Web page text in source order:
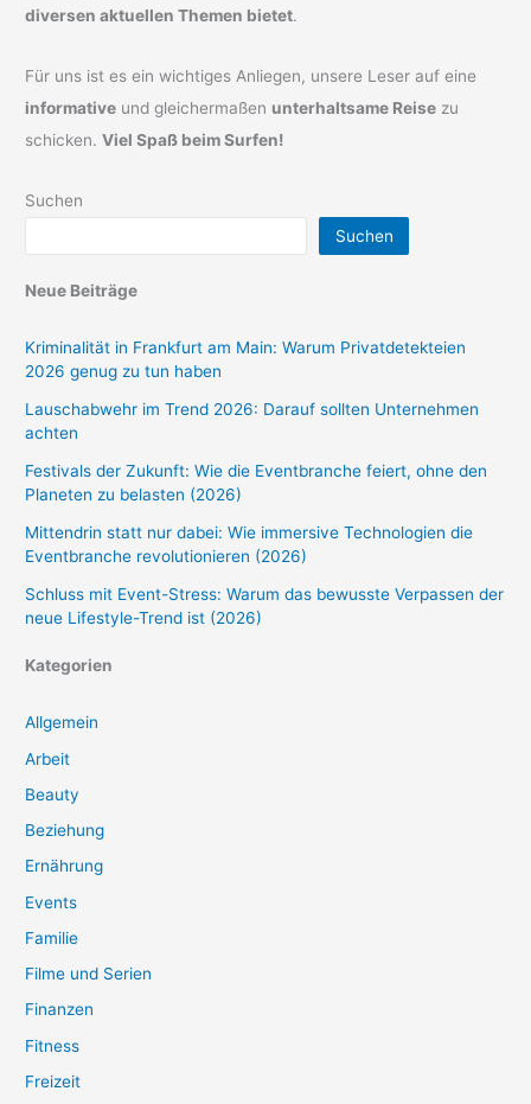
diversen aktuellen Themen bietet.
Für uns ist es ein wichtiges Anliegen, unsere Leser auf eine
informative und gleichermaßen unterhaltsame Reise zu
schicken.Viel Spaß beim Surfen!
Suchen
Suchen
Neue Beiträge
Kriminalität in Frankfurt am Main: Warum Privatdetekteien
2026 genug zu tun haben
Lauschabwehr im Trend 2026: Darauf sollten Unternehmen
achten
Festivals der Zukunft: Wie die Eventbranche feiert, ohne den
Planeten zu belasten (2026)
Mittendrin statt nur dabei: Wie immersive Technologien die
Eventbranche revolutionieren (2026)
Schluss mit Event-Stress: Warum das bewusste Verpassen der
neue Lifestyle-Trend ist (2026)
Kategorien
Allgemein
Arbeit
Beauty
Beziehung
Ernährung
Events
Familie
Filme und Serien
Finanzen
Fitness
Freizeit